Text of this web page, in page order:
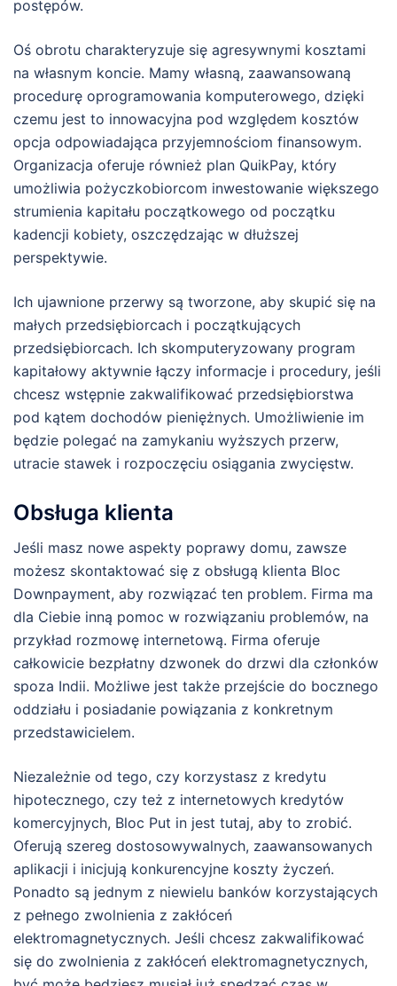
postępów.
Oś obrotu charakteryzuje się agresywnymi kosztami
na własnym koncie. Mamy własną, zaawansowaną
procedurę oprogramowania komputerowego, dzięki
czemu jest to innowacyjna pod względem kosztów
opcja odpowiadająca przyjemnościom finansowym.
Organizacja oferuje również plan QuikPay, który
umożliwia pożyczkobiorcom inwestowanie większego
strumienia kapitału początkowego od początku
kadencji kobiety, oszczędzając w dłuższej
perspektywie.
Ich ujawnione przerwy są tworzone, aby skupić się na
małych przedsiębiorcach i początkujących
przedsiębiorcach. Ich skomputeryzowany program
kapitałowy aktywnie łączy informacje i procedury, jeśli
chcesz wstępnie zakwalifikować przedsiębiorstwa
pod kątem dochodów pieniężnych. Umożliwienie im
będzie polegać na zamykaniu wyższych przerw,
utracie stawek i rozpoczęciu osiągania zwycięstw.
Obsługa klienta
Jeśli masz nowe aspekty poprawy domu, zawsze
możesz skontaktować się z obsługą klienta Bloc
Downpayment, aby rozwiązać ten problem. Firma ma
dla Ciebie inną pomoc w rozwiązaniu problemów, na
przykład rozmowę internetową. Firma oferuje
całkowicie bezpłatny dzwonek do drzwi dla członków
spoza Indii. Możliwe jest także przejście do bocznego
oddziału i posiadanie powiązania z konkretnym
przedstawicielem.
Niezależnie od tego, czy korzystasz z kredytu
hipotecznego, czy też z internetowych kredytów
komercyjnych, Bloc Put in jest tutaj, aby to zrobić.
Oferują szereg dostosowywalnych, zaawansowanych
aplikacji i inicjują konkurencyjne koszty życzeń.
Ponadto są jednym z niewielu banków korzystających
z pełnego zwolnienia z zakłóceń
elektromagnetycznych. Jeśli chcesz zakwalifikować
się do zwolnienia z zakłóceń elektromagnetycznych,